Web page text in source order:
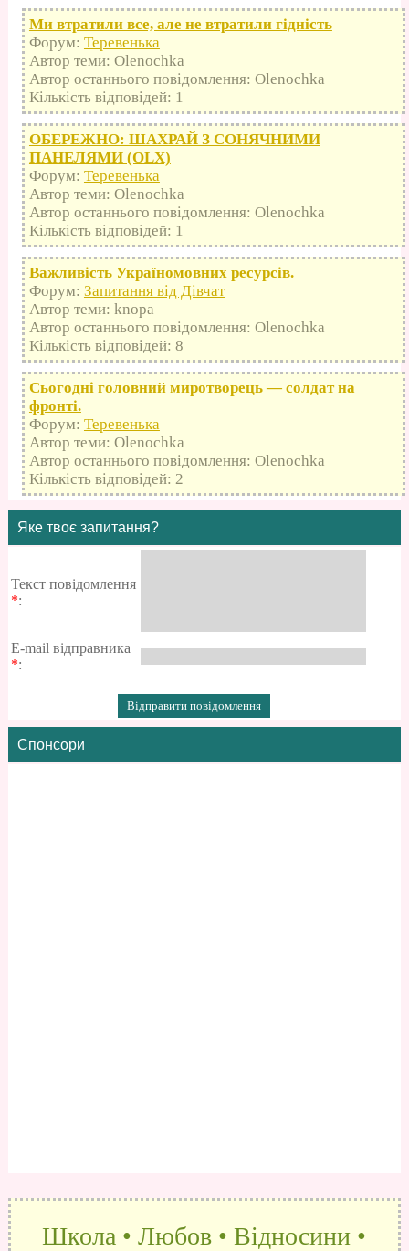
Ми втратили все, але не втратили гідність
Форум: Теревенька
Автор теми: Olenochka
Автор останнього повідомлення: Olenochka
Кількість відповідей: 1
ОБЕРЕЖНО: ШАХРАЙ З СОНЯЧНИМИ
ПАНЕЛЯМИ (OLX)
Форум: Теревенька
Автор теми: Olenochka
Автор останнього повідомлення: Olenochka
Кількість відповідей: 1
Важливість Україномовних ресурсів.
Форум: Запитання від Дівчат
Автор теми: knopa
Автор останнього повідомлення: Olenochka
Кількість відповідей: 8
Сьогодні головний миротворець — солдат на
фронті.
Форум: Теревенька
Автор теми: Olenochka
Автор останнього повідомлення: Olenochka
Кількість відповідей: 2
Яке твоє запитання?
Текст повідомлення
*:
E-mail відправника
*:
Спонсори
Школа • Любов • Відносини •